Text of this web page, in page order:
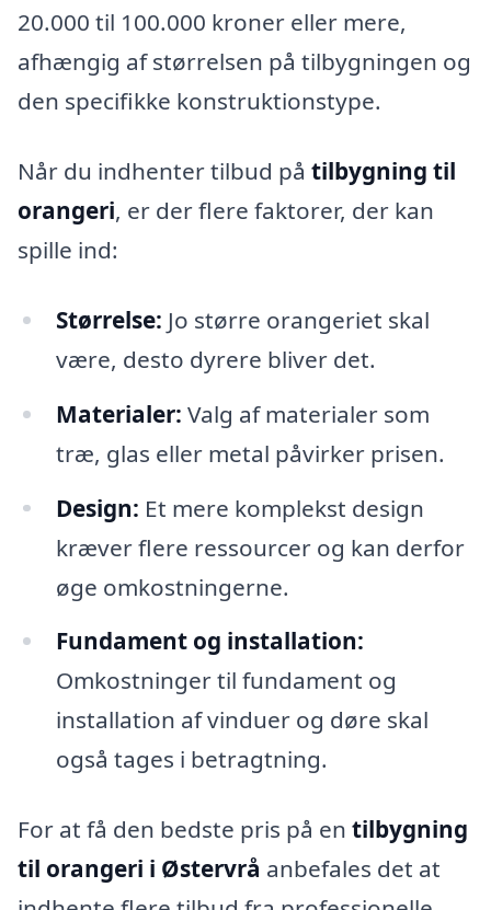
20.000 til 100.000 kroner eller mere,
afhængig af størrelsen på tilbygningen og
den specifikke konstruktionstype.
Når du indhenter tilbud på tilbygning til
orangeri, er der flere faktorer, der kan
spille ind:
Størrelse: Jo større orangeriet skal
være, desto dyrere bliver det.
Materialer: Valg af materialer som
træ, glas eller metal påvirker prisen.
Design: Et mere komplekst design
kræver flere ressourcer og kan derfor
øge omkostningerne.
Fundament og installation:
Omkostninger til fundament og
installation af vinduer og døre skal
også tages i betragtning.
For at få den bedste pris på en tilbygning
til orangeri i Østervrå anbefales det at